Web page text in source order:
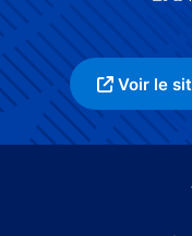
Voir le